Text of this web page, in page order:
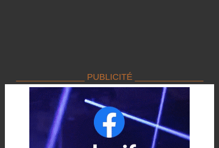
______________ PUBLICITÉ ______________